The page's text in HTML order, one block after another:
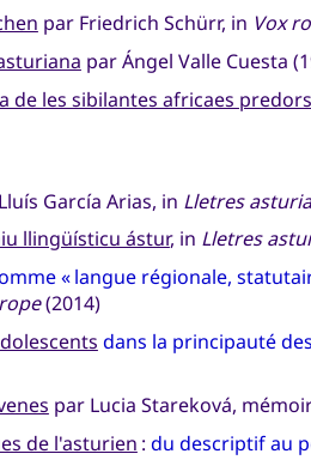
par Friedrich Schürr, in Vox
par Ángel Valle Cuesta
de les sibilantes africaes
García Arias, in Lletres
llingüísticu ástur, in Lletres
« langue régionale,
(2014)
dans la principauté
par Lucia Stareková,
de l'asturien : du descriptif au